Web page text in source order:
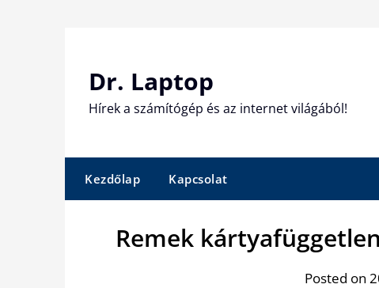
Dr. Laptop
Hírek a számítógép és az internet világából!
Kezdőlap Kapcsolat
Remek
Posted on